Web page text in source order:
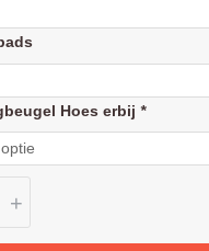
Hoes erbij *
+